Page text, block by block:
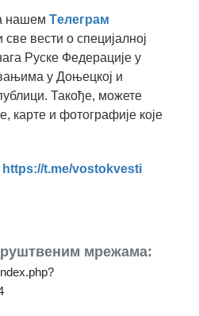
нашем Tелеграм
вести о специјалној
Руске Федерације у
у Доњецкој и
Такође, можете
карте и фотографије које
https://t.me/vostokvesti
мрежама: